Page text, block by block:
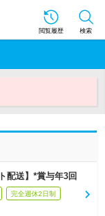
閲覧履歴 検索
配送】*賞与年3回
完全週休2日制